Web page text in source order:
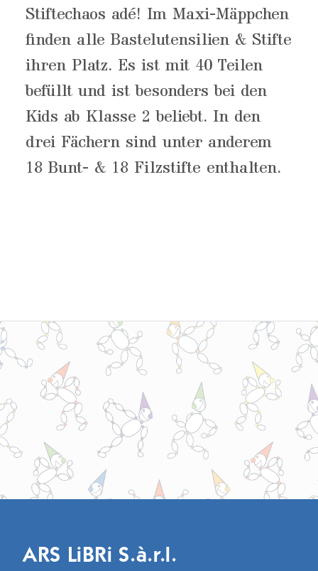
Stiftechaos adé! Im Maxi-Mäppchen
finden alle Bastelutensilien & Stifte
ihren Platz. Es ist mit 40 Teilen
befüllt und ist besonders bei den
Kids ab Klasse 2 beliebt. In den
drei Fächern sind unter anderem
18 Bunt- & 18 Filzstifte enthalten.
ARS LiBRi S.à.r.l.